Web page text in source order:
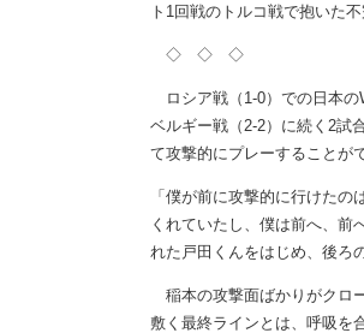
ト1回戦のトルコ戦で抱いた
◇ ◇ ◇
ロシア戦（1-0）での日本の
ベルギー戦（2-2）に続く2試
て攻撃的にプレーすることが
「僕が前に攻撃的に行けた
くれていたし、僕は前へ、前
れた戸田くんをはじめ、後ろ
稲本の攻撃面ばかりがクロ
敷く最終ラインとは、呼吸を